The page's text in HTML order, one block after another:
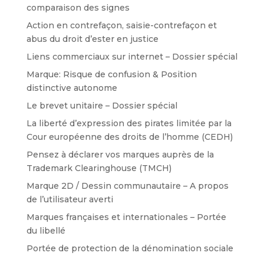
comparaison des signes
Action en contrefaçon, saisie-contrefaçon et
abus du droit d’ester en justice
Liens commerciaux sur internet – Dossier spécial
Marque: Risque de confusion & Position
distinctive autonome
Le brevet unitaire – Dossier spécial
La liberté d’expression des pirates limitée par la
Cour européenne des droits de l’homme (CEDH)
Pensez à déclarer vos marques auprès de la
Trademark Clearinghouse (TMCH)
Marque 2D / Dessin communautaire – A propos
de l’utilisateur averti
Marques françaises et internationales – Portée
du libellé
Portée de protection de la dénomination sociale